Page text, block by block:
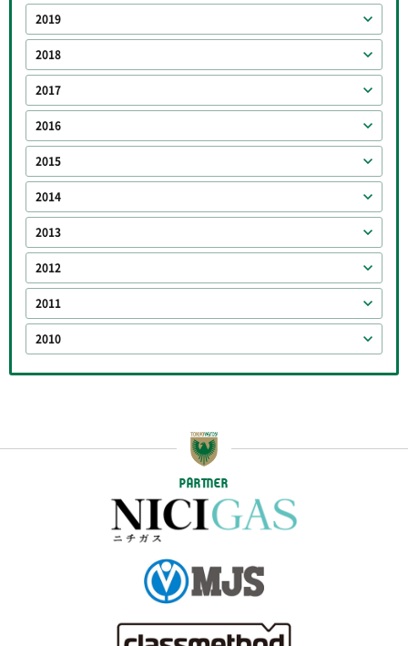
2019
2018
2017
2016
2015
2014
2013
2012
2011
2010
PARTNER